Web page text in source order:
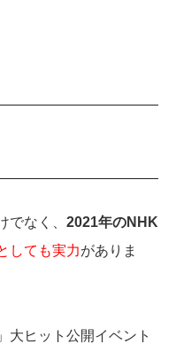
でなく、 2021年のNHK
しても実力がありま
大ヒット公開イベント